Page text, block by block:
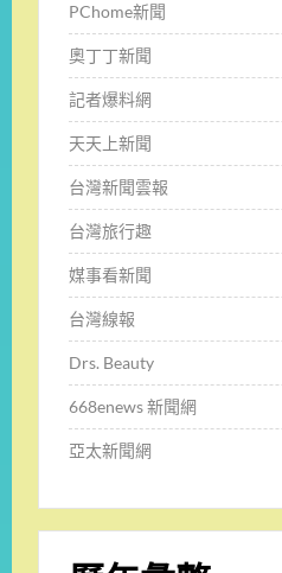
PChome新聞
奧丁丁新聞
記者爆料網
天天上新聞
台灣新聞雲報
台灣旅行趣
媒事看新聞
台灣線報
Drs. Beauty
668enews 新聞網
亞太新聞網